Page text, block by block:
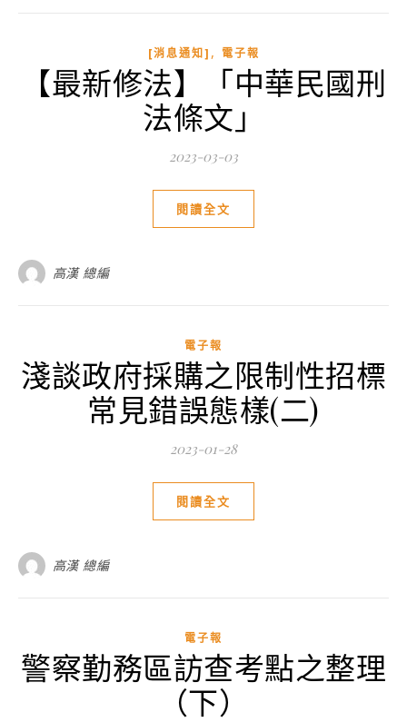
[消息通知] , 電子報
【最新修法】「中華民國刑
法條文」
2023-03-03
閱讀全文
高漢 總編
電子報
淺談政府採購之限制性招標
常見錯誤態樣(二)
2023-01-28
閱讀全文
高漢 總編
電子報
警察勤務區訪查考點之整理
（下）